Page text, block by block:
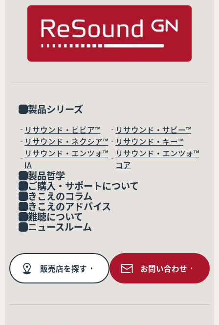
製品シリーズ
リサウンド・ビビア™
リサウンド・サビー™
リサウンド・ネクシア™
リサウンド・キー™
リサウンド・エンツォ™
IA
リサウンド・エンツォ™
コア
製品哲学
ご購入・サポートについて
きこえのコラム
きこえのアドバイス
難聴について
ニュースルーム
販売店を探す お問い合わせ